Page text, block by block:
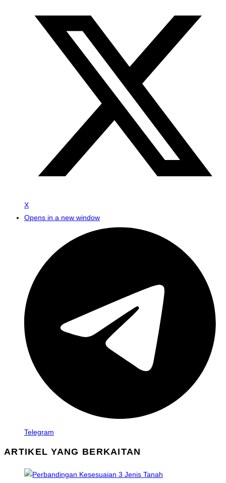
X
Opens in a new window
Telegram
ARTIKEL YANG BERKAITAN